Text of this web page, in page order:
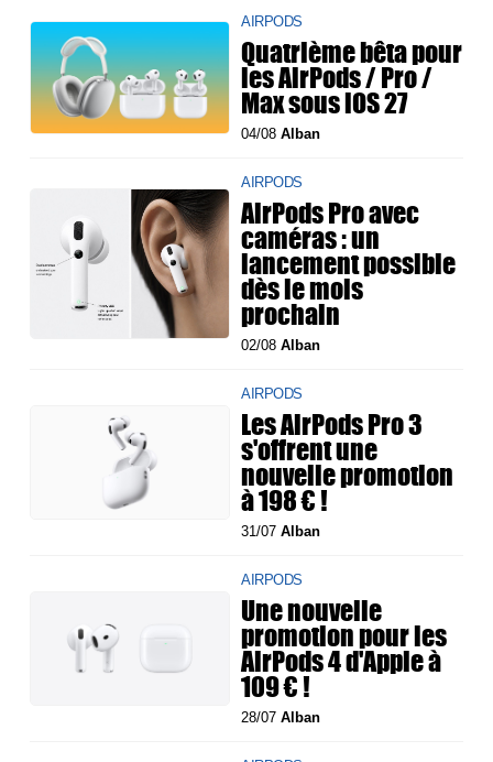
AIRPODS
Quatrième bêta pour
les AirPods / Pro /
Max sous iOS 27
04/08Alban
AIRPODS
AirPods Pro avec
caméras : un
lancement possible
dès le mois
prochain
02/08Alban
AIRPODS
Les AirPods Pro 3
s'offrent une
nouvelle promotion
à 198 € !
31/07Alban
AIRPODS
Une nouvelle
promotion pour les
AirPods 4 d'Apple à
109 € !
28/07Alban